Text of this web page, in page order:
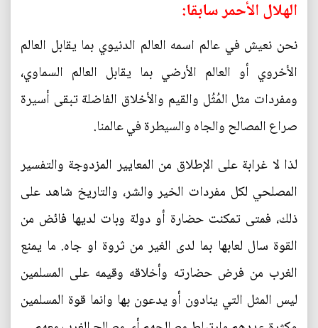
الهلال الأحمر سابقا:
نحن نعيش في عالم اسمه العالم الدنيوي بما يقابل العالم
الأخروي أو العالم الأرضي بما يقابل العالم السماوي،
ومفردات مثل المُثُل والقيم والأخلاق الفاضلة تبقى أسيرة
صراع المصالح والجاه والسيطرة في عالمنا.
لذا لا غرابة على الإطلاق من المعايير المزدوجة والتفسير
المصلحي لكل مفردات الخير والشر، والتاريخ شاهد على
ذلك، فمتى تمكنت حضارة أو دولة وبات لديها فائض من
القوة سال لعابها بما لدى الغير من ثروة او جاه. ما يمنع
الغرب من فرض حضارته وأخلاقه وقيمه على المسلمين
ليس المثل التي ينادون أو يدعون بها وانما قوة المسلمين